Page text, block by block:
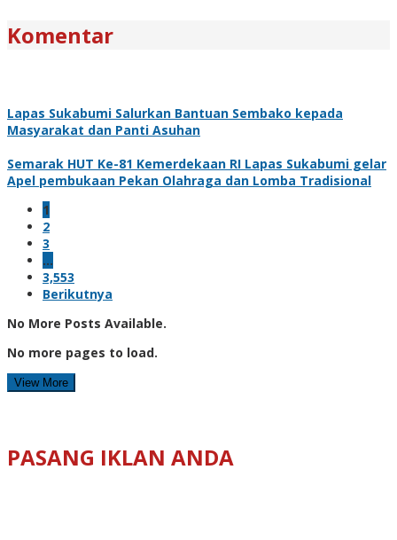
Komentar
Lapas Sukabumi Salurkan Bantuan Sembako kepada
Masyarakat dan Panti Asuhan
Semarak HUT Ke-81 Kemerdekaan RI Lapas Sukabumi gelar
Apel pembukaan Pekan Olahraga dan Lomba Tradisional
1
2
3
…
3,553
Berikutnya
No More Posts Available.
No more pages to load.
View More
PASANG IKLAN ANDA